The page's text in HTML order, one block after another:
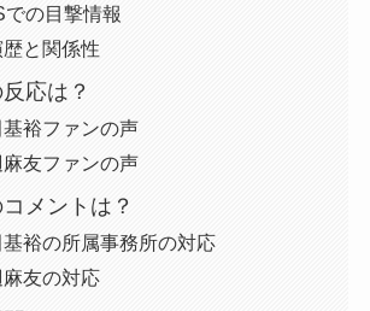
での目撃情報
と関係性
応は？
基裕ファンの声
友ファンの声
メントは？
基裕の所属事務所の対応
友の対応